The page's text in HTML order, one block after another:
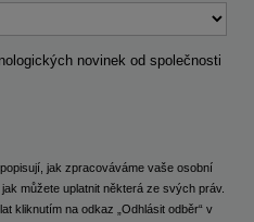
novinek od společnosti
popisují, jak zpracováváme vaše osobní
můžete uplatnit některá ze svých práv.
kliknutím na odkaz „Odhlásit odběr“ v